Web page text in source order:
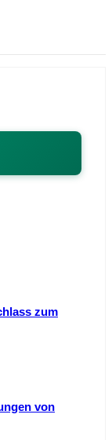
zum
von